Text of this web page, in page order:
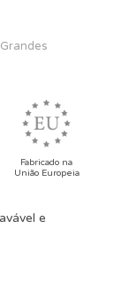
Fabricado na
União Europeia
e